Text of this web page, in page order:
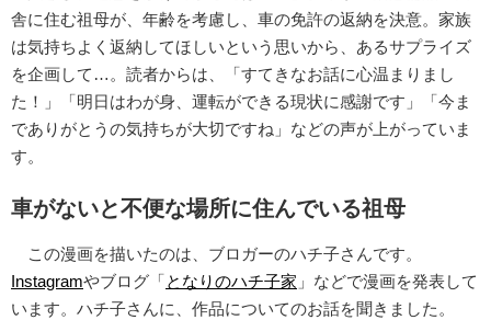
舎に住む祖母が、年齢を考慮し、車の免許の返納を決意。家族
は気持ちよく返納してほしいという思いから、あるサプライズ
を企画して…。読者からは、「すてきなお話に心温まりまし
た！」「明日はわが身、運転ができる現状に感謝です」「今ま
でありがとうの気持ちが大切ですね」などの声が上がっていま
す。
車がないと不便な場所に住んでいる祖母
この漫画を描いたのは、ブロガーのハチ子さんです。
Instagramやブログ「となりのハチ子家 」などで漫画を発表して
います。ハチ子さんに、作品についてのお話を聞きました。